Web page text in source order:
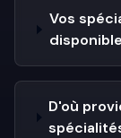
Vos
D'où